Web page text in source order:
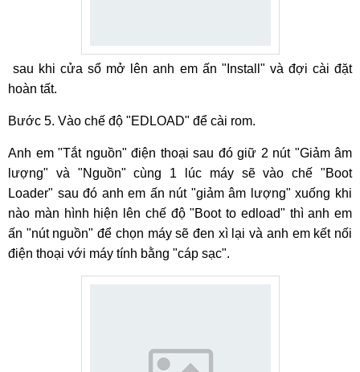
sau khi cửa sổ mở lên anh em ấn "Install" và đợi cài đặt
hoàn tất.
Bước 5. Vào chế độ "EDLOAD" để cài rom.
Anh em "Tắt nguồn" điện thoại sau đó giữ 2 nút "Giảm âm
lượng" và "Nguồn" cùng 1 lúc máy sẽ vào chế "Boot
Loader" sau đó anh em ấn nút "giảm âm lượng" xuống khi
nào màn hình hiện lên chế độ "Boot to edload" thì anh em
ấn "nút nguồn" để chọn máy sẽ đen xì lại và anh em kết nối
điện thoại với máy tính bằng "cáp sạc".